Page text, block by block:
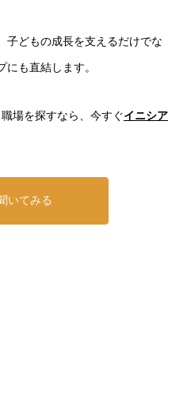
子どもの成長を支えるだけでな
にも直結します。
場を探すなら、今すぐイニシア
いてみる